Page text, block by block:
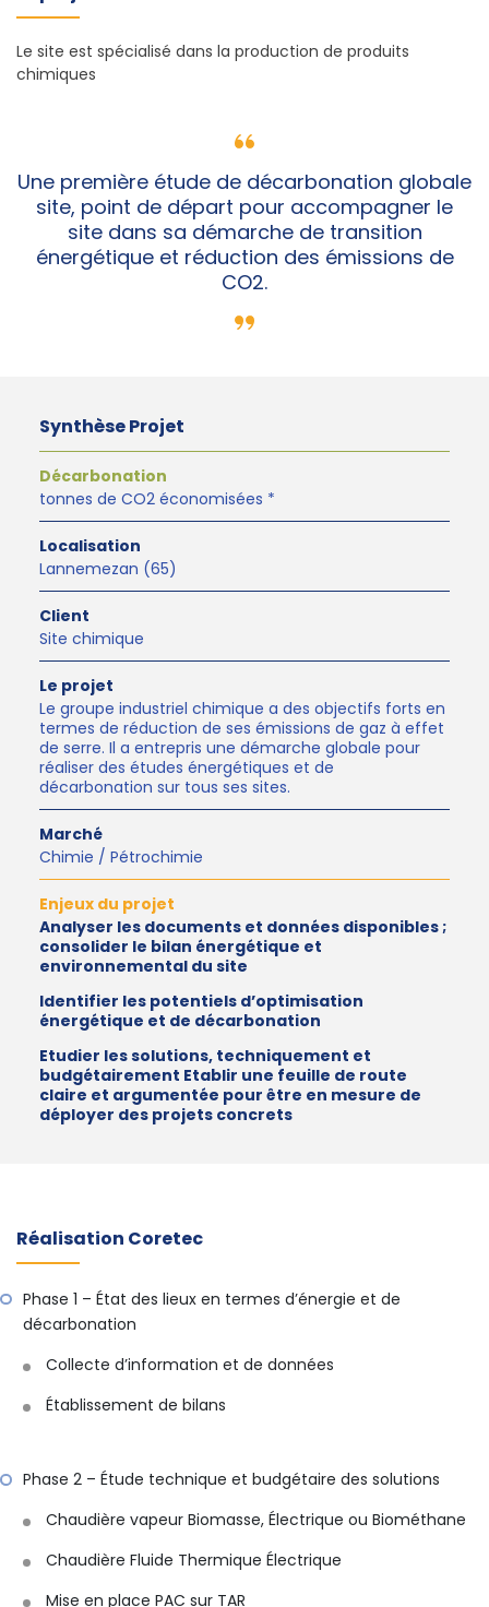
Le site est spécialisé dans la production de produits
chimiques
Une première étude de décarbonation globale
site, point de départ pour accompagner le
site dans sa démarche de transition
énergétique et réduction des émissions de
CO2.
Synthèse Projet
Décarbonation
tonnes de CO2 économisées *
Localisation
Lannemezan (65)
Client
Site chimique
Le projet
Le groupe industriel chimique a des objectifs forts en
termes de réduction de ses émissions de gaz à effet
de serre. Il a entrepris une démarche globale pour
réaliser des études énergétiques et de
décarbonation sur tous ses sites.
Marché
Chimie / Pétrochimie
Enjeux du projet
Analyser les documents et données disponibles ;
consolider le bilan énergétique et
environnemental du site
Identifier les potentiels d’optimisation
énergétique et de décarbonation
Etudier les solutions, techniquement et
budgétairement Etablir une feuille de route
claire et argumentée pour être en mesure de
déployer des projets concrets
Réalisation Coretec
Phase 1 – État des lieux en termes d’énergie et de
décarbonation
Collecte d’information et de données
Établissement de bilans
Phase 2 – Étude technique et budgétaire des solutions
Chaudière vapeur Biomasse, Électrique ou Biométhane
Chaudière Fluide Thermique Électrique
Mise en place PAC sur TAR